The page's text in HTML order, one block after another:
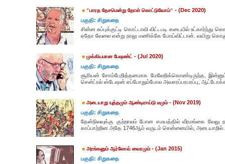
"பாரத தேசமென்று தோள் கொட்டுவோம்" - (Dec 2020)
பகுதி: சிறுகதை
சின்ன சுப்புக்குட்டி கொட்டாவி விட்டபடி கடையில்
ஏதோ வேலை என்று நாலு மணிக்கே போய்விட்டான். வயிறு
முக்கியமான பேஷண்ட் - (Jul 2020)
பகுதி: சிறுகதை
சூரியன் சோம்பேறித்தனமாக மேலேறிக்கொண்டிருந்த,
சென்ட்ரல் ஸ்டேஷன் எப்போதும்போல அவசரப்பரபரப்பு,
அடையாறு யுத்தமும் ஆண்டிராய்டு டீமும்- (Nov 2019)
பகுதி: சிறுகதை
தேன்நிலவுக்கு குற்றாலம் போன சமயத்தில் வீரமங்கை வேலு
காப்பாற்றின அதே 1746ஆம் வருடம் சென்னையில்,
அரங்கனும் ஆர்லோவ் வைரமும்- (Jan 2015)
பகுதி: சிறுகதை